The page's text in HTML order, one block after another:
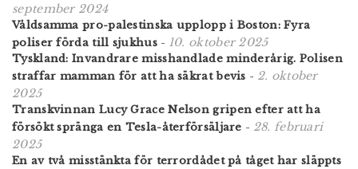
september 2024
Våldsamma pro-palestinska upplopp i Boston: Fyra
poliser förda till sjukhus- 10. oktober 2025
Tyskland: Invandrare misshandlade minderårig. Polisen
straffar mamman för att ha säkrat bevis - 2. oktober
2025
Transkvinnan Lucy Grace Nelson gripen efter att ha
försökt spränga en Tesla-återförsäljare - 28. februari
2025
En av två misstänkta för terrordådet på tåget har släppts